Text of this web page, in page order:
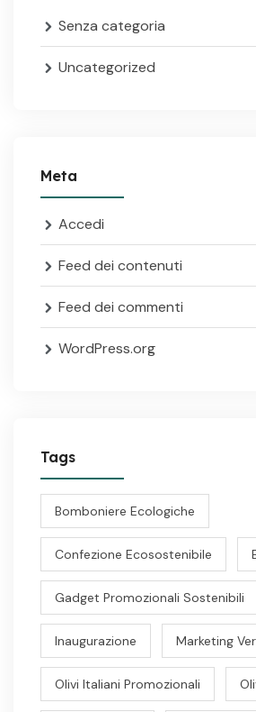
Senza categoria
Uncategorized
Meta
Accedi
Feed dei contenuti
Feed dei commenti
WordPress.org
Tags
Bomboniere Ecologiche
Confezione Ecosostenibile
Gadget Promozionali Sostenibili
Inaugurazione Marketing
Olivi Italiani Promozionali